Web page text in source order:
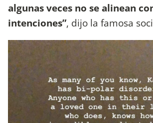
algunas veces no se alinean
intenciones”, dijo la famosa